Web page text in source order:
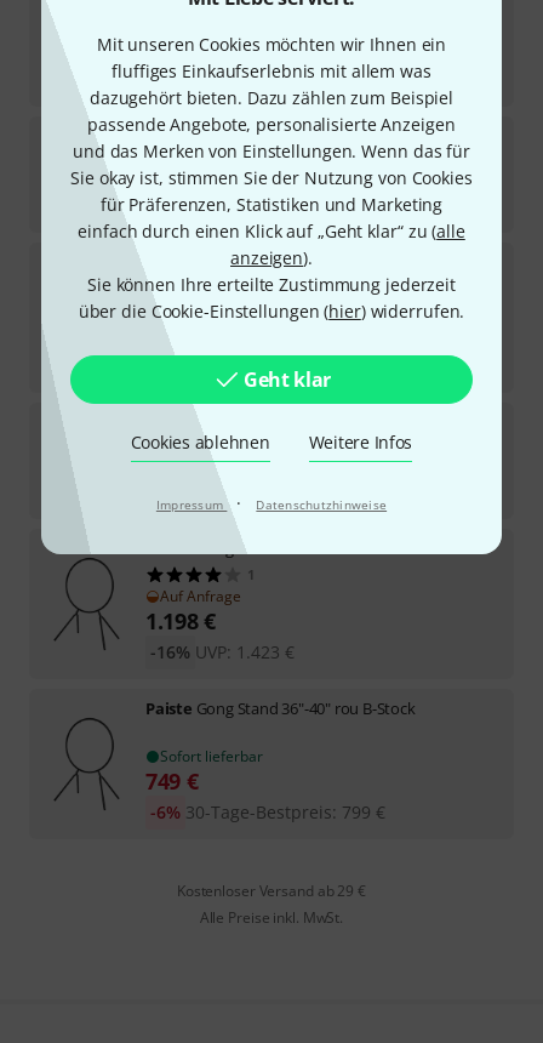
Mit unseren Cookies möchten wir Ihnen ein
fluffiges Einkaufserlebnis mit allem was
dazugehört bieten. Dazu zählen zum Beispiel
passende Angebote, personalisierte Anzeigen
und das Merken von Einstellungen. Wenn das für
Sie okay ist, stimmen Sie der Nutzung von Cookies
für Präferenzen, Statistiken und Marketing
einfach durch einen Klick auf „Geht klar“ zu (alle
anzeigen).
Sie können Ihre erteilte Zustimmung jederzeit
über die Cookie-Einstellungen (hier) widerrufen.
Geht klar
Cookies ablehnen Weitere Infos
Impressum · Datenschutzhinweise
389€
UVP:473 €
-18%
PaisteCord for Gong 26"
5
Sofort lieferbar
16€
Gong Stand 30"
1
Sofort lieferbar
409
Gong Stand 32"-34" round
Sofort lieferbar
1.098
Gong Stand 36"-40" round
1
Auf Anfrage
1.198€
UVP: 1.423 €
-16%
Paiste Gong Stand 36"-40" rou B-Stock
Sofort lieferbar
749 €
30-Tage-Bestpreis: 799 €
-6%
Kostenloser Versand ab 29 €
Alle Preise inkl. MwSt.